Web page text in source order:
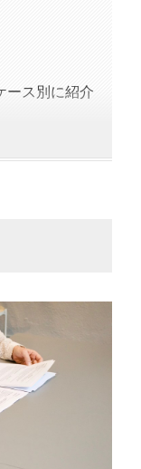
ース別に紹介
い
つのメリッ